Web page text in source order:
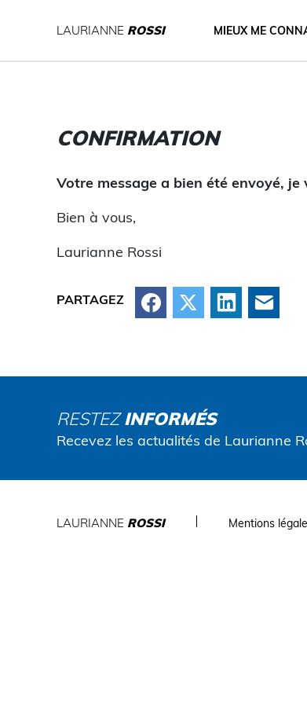
LAURIANNE ROSSI MIEUX ME
CONFIRMATION
Votre message a bien été envoyé,
Bien à vous,
Laurianne Rossi
Facebook LinkedIn
RESTEZINFORMÉS
Recevez les actualités de Laurianne
LAURIANNE ROSSI Mentions